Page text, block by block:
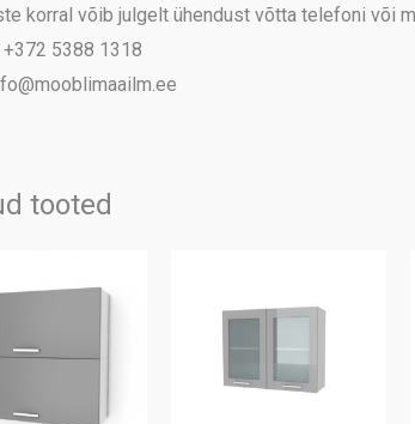
korral võib julgelt ühendust võtta telefoni või
5388 1318
tooted